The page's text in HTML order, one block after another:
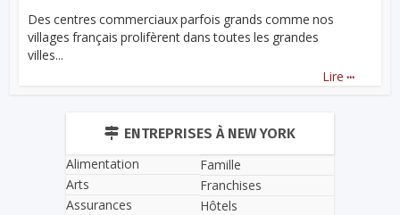
Des centres commerciaux parfois grands comme nos
villages français prolifèrent dans toutes les grandes
villes...
Lire ...
ENTREPRISES À NEW YORK
Alimentation
Arts
Assurances
Famille
Franchises
Hôtels